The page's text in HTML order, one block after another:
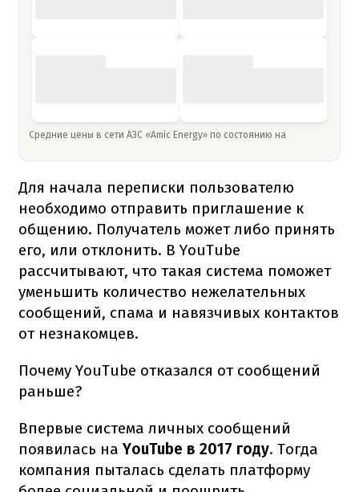
Средние цены в сети АЗС «Amic Energy» по состоянию на
Для начала переписки пользователю
необходимо отправить приглашение к
общению. Получатель может либо принять
его, или отклонить. В YouTube
рассчитывают, что такая система поможет
уменьшить количество нежелательных
сообщений, спама и навязчивых контактов
от незнакомцев.
Почему YouTube отказался от сообщений
раньше?
Впервые система личных сообщений
появилась на YouTube в 2017 году. Тогда
компания пыталась сделать платформу